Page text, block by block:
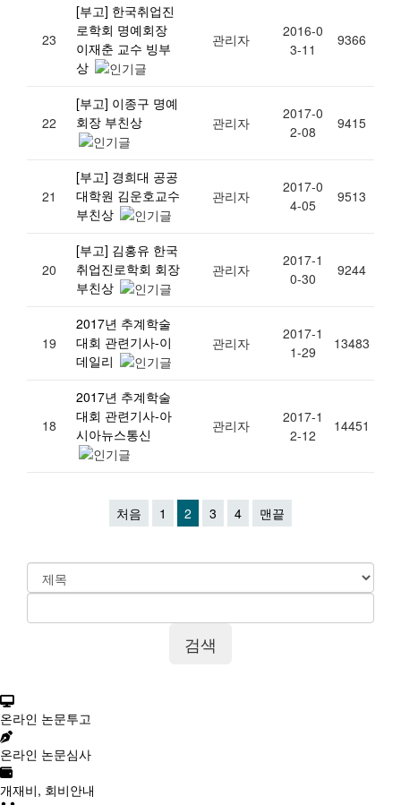
23
[부고] 한국취업진
로학회 명예회장
이재춘 교수 빙부
상
관리자
2016-0
3-11
9366
22
[부고] 이종구 명예
회장 부친상
관리자
2017-0
2-08
9415
21
[부고] 경희대 공공
대학원 김운호교수
부친상
관리자
2017-0
4-05
9513
20
[부고] 김홍유 한국
취업진로학회 회장
부친상
관리자
2017-1
0-30
9244
19
2017년 추계학술
대회 관련기사-이
데일리
관리자
2017-1
1-29
13483
18
2017년 추계학술
대회 관련기사-아
시아뉴스통신
관리자
2017-1
2-12
14451
처음 1 2 3 4 맨끝
온라인 논문투고
온라인 논문심사
개재비, 회비안내